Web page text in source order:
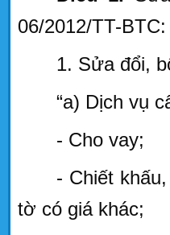
06/2012/TT-BTC:
1. Sửa đổi,
“a) Dịch vụ
- Cho vay;
- Chiết
tờ có giá khác;